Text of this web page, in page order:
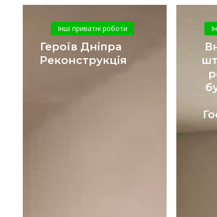
Дніпра
Реконструкція
Інші приватні роботи
Героїв Дніпра
Реконструкція